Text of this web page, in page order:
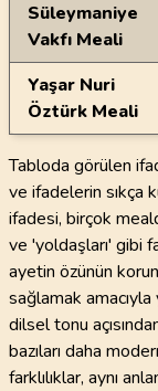
Süleymaniye
Vakfı Meali
Yaşar Nuri
Öztürk Meali
Tabloda görülen
ve ifadelerin sıkça
ifadesi, birçok
ve 'yoldaşları' gibi
ayetin özünün
sağlamak amacıyla
dilsel tonu
bazıları daha
farklılıklar, aynı